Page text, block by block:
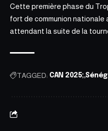
Cette première phase du
fort de communion nationale
attendant la suite de la
TAGGED: CAN 2025;